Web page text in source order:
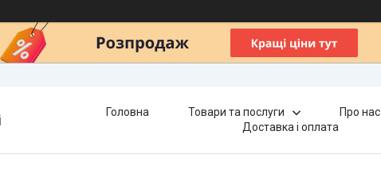
Головна Товари та послуги Про нас
Доставка і оплата